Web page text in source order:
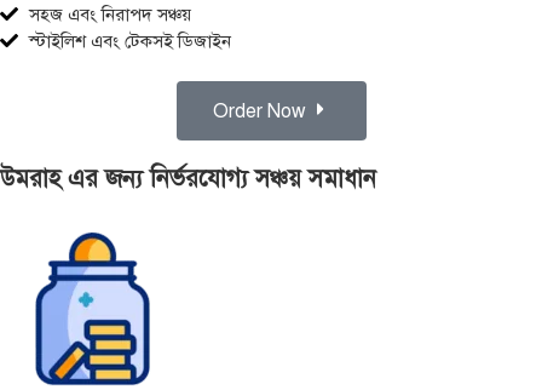
সহজ এবং নিরাপদ সঞ্চয়
স্টাইলিশ এবং টেকসই ডিজাইন
Order Now
উমরাহ এর জন্য নির্ভরযোগ্য সঞ্চয় সমাধান